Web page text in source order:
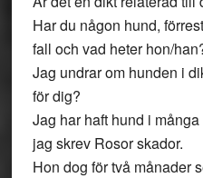
Har du någon hund,
fall och vad heter hon/
Jag undrar om hunden i
för dig?
Jag har haft hund i
jag skrev Rosor skador.
Hon dog för två månader